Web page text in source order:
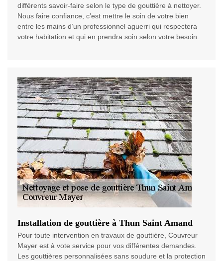
différents savoir-faire selon le type de gouttière à nettoyer.
Nous faire confiance, c’est mettre le soin de votre bien
entre les mains d’un professionnel aguerri qui respectera
votre habitation et qui en prendra soin selon votre besoin.
Installation de gouttière à Thun Saint Amand
Pour toute intervention en travaux de gouttière, Couvreur
Mayer est à vote service pour vos différentes demandes.
Les gouttières personnalisées sans soudure et la protection